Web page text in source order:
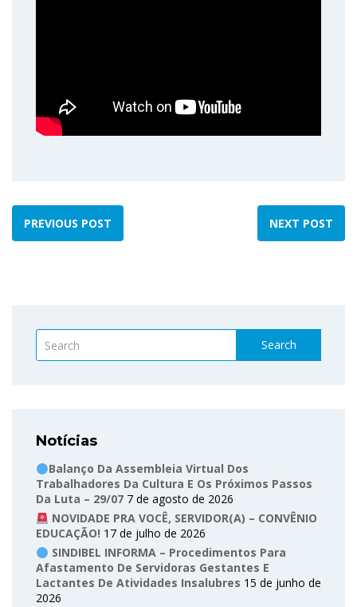
PREVIOUS POST NEXT POST
Search
Notícias
Balanço Da Assembleia Virtual Dos
Trabalhadores Da Cultura E Os Próximos Passos
Da Luta – 29/07 7 de agosto de 2026
NOVIDADE PRA VOCÊ, SERVIDOR(A) – CONVÊNIO
EDUCAÇÃO! 17 de julho de 2026
SINDIBEL INFORMA – Procedimentos Para
Afastamento De Servidoras Gestantes E
Lactantes De Atividades Insalubres 15 de junho de
2026